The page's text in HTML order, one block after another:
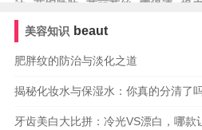
油
蓝铜胜肽 芙丽芳丝 露得清 根
羧肌肽
氏
雅漾 whoo后
美容知识 beaut
肥胖纹的防治与淡化之道
揭秘化妆水与保湿水：你真的分清了
牙齿美白大比拼：冷光VS漂白，哪款